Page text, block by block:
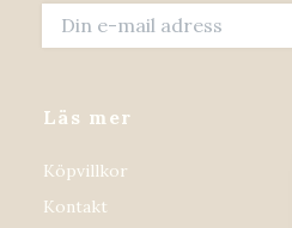
Läs mer
Köpvillkor
Kontakt